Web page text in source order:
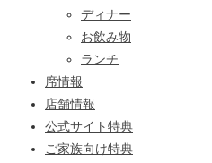
ディナー
お飲み物
ランチ
席情報
店舗情報
公式サイト特典
ご家族向け特典